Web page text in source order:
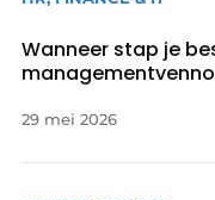
Wanneer stap je
29 mei 2026